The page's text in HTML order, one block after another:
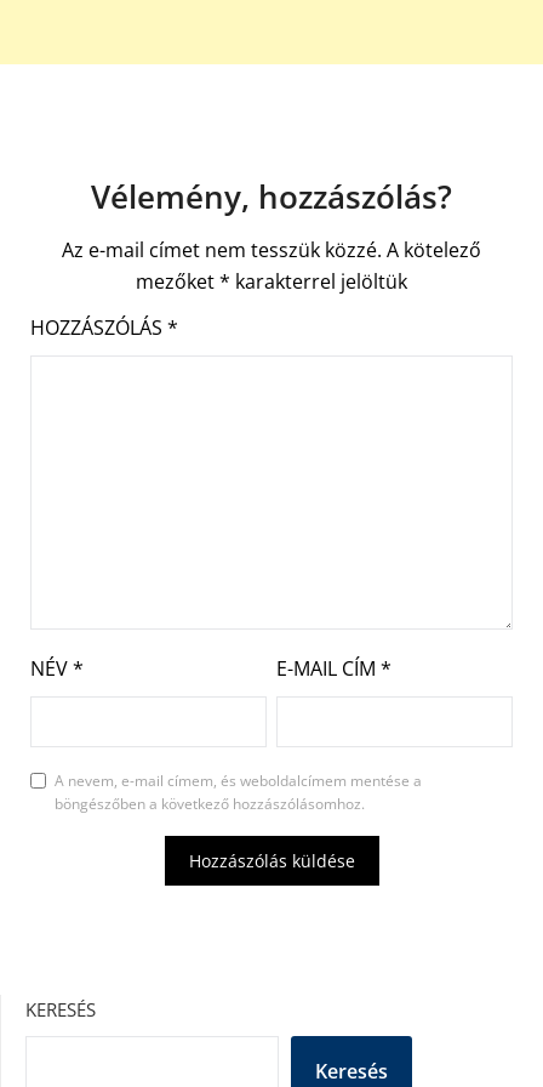
Vélemény, hozzászólás?
Az e-mail címet nem tesszük közzé. A kötelező
mezőket* karakterrel jelöltük
HOZZÁSZÓLÁS *
NÉV* E-MAIL CÍM *
A nevem, e-mail címem, és weboldalcímem mentése a
böngészőben a következő hozzászólásomhoz.
KERESÉS
Keresés